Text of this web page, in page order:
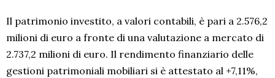
Il patrimonio investito, a valori contabili, è pari a 2.576,2
milioni di euro a fronte di una valutazione a mercato di
2.737,2 milioni di euro. Il rendimento finanziario delle
gestioni patrimoniali mobiliari si è attestato al +7,11%,